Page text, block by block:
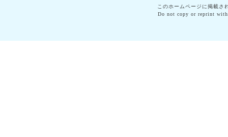
このホームページに掲載さ
Do not copy or reprint